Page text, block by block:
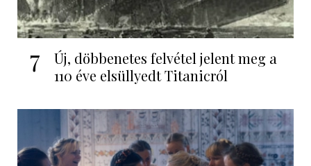
7
Új, döbbenetes felvétel jelent meg a
110 éve elsüllyedt Titanicról